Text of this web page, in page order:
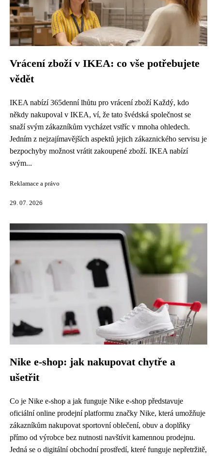
Vrácení zboží v IKEA: co vše potřebujete
vědět
IKEA nabízí 365denní lhůtu pro vrácení zboží Každý, kdo
někdy nakupoval v IKEA, ví, že tato švédská společnost se
snaží svým zákazníkům vycházet vstříc v mnoha ohledech.
Jedním z nejzajímavějších aspektů jejich zákaznického servisu je
bezpochyby možnost vrátit zakoupené zboží. IKEA nabízí
svým...
Reklamace a právo
29. 07. 2026
Nike e-shop: jak nakupovat chytře a
ušetřit
Co je Nike e-shop a jak funguje Nike e-shop představuje
oficiální online prodejní platformu značky Nike, která umožňuje
zákazníkům nakupovat sportovní oblečení, obuv a doplňky
přímo od výrobce bez nutnosti navštívit kamennou prodejnu.
Jedná se o digitální obchodní prostředí, které funguje nepřetržitě,